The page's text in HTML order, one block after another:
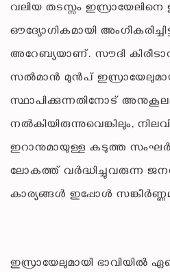
വലിയ തടസ്സം
ഔദ്യോഗികമായി
അറേബ്യയാണ്. സൗദി
സൽമാൻ മുൻപ്
സ്ഥാപിക്കുന്നതിനോട്
നൽകിയിരുന്നുവെങ്കിലും,
ഇറാനുമായുള്ള കടുത്ത
ലോകത്ത് വർദ്ധിച്ചുവരുന്ന
കാര്യങ്ങൾ ഇപ്പോൾ
ഇസ്രായേലുമായി ഭാവിയിൽ